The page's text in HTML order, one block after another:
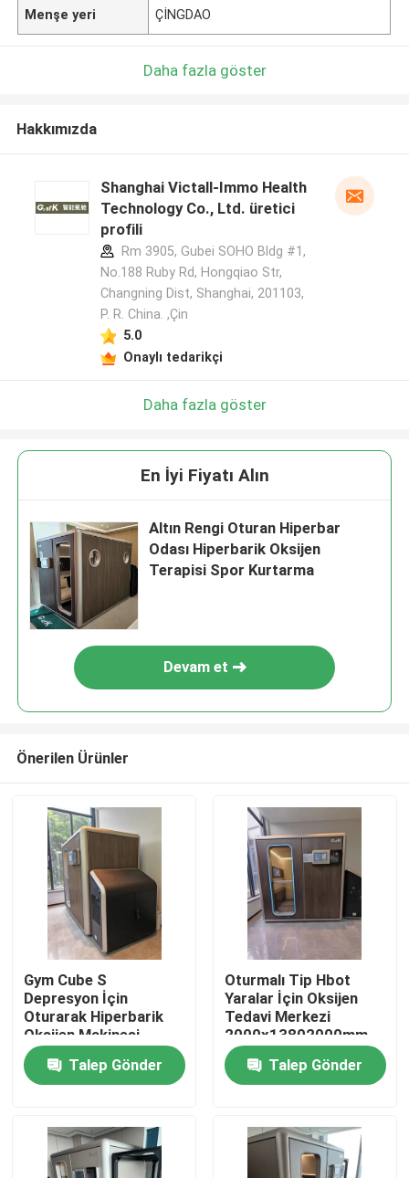
Ev
Ürünler
Hakkımızda
Menşe yeri ÇİNGDAO
Daha fazla göster
Hakkımızda
Shanghai Victall-Immo Health
Technology Co., Ltd. üretici
profili
Rm 3905, Gubei SOHO Bldg #1,
No.188 Ruby Rd, Hongqiao Str,
Changning Dist, Shanghai, 201103,
P. R. China. ,Çin
5.0
Onaylı tedarikçi
Daha fazla göster
En İyi Fiyatı Alın
Altın Rengi Oturan Hiperbar
Odası Hiperbarik Oksijen
Terapisi Spor Kurtarma
Devam et
Önerilen Ürünler
Gym Cube S
Depresyon İçin
Oturarak Hiperbarik
Oksijen Makinesi
Oksijen Terapisi
Talep Gönder
Oturmalı Tip Hbot
Yaralar İçin Oksijen
Tedavi Merkezi
2000x13802000mm
Talep Gönder